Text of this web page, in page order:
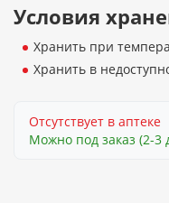
Условия
Хранить при
Хранить в
Отсутствует в аптеке
Можно под заказ (2-3